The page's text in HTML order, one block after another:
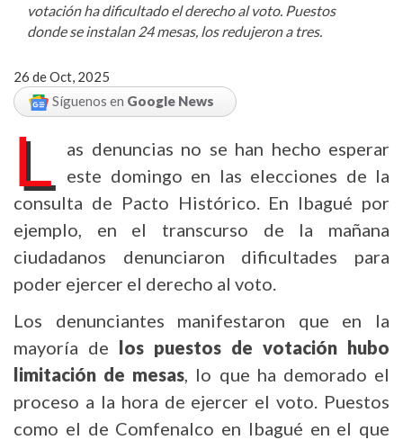
votación ha dificultado el derecho al voto. Puestos
donde se instalan 24 mesas, los redujeron a tres.
26 de Oct, 2025
Síguenos en Google News
L
as denuncias no se han hecho esperar
este domingo en las elecciones de la
consulta de Pacto Histórico. En Ibagué por
ejemplo, en el transcurso de la mañana
ciudadanos denunciaron dificultades para
poder ejercer el derecho al voto.
Los denunciantes manifestaron que en la
mayoría de los puestos de votación hubo
limitación de mesas, lo que ha demorado el
proceso a la hora de ejercer el voto. Puestos
como el de Comfenalco en Ibagué en el que